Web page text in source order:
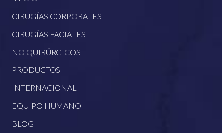
CIRUGÍAS CORPORALES
CIRUGÍAS FACIALES
NO QUIRÚRGICOS
PRODUCTOS
INTERNACIONAL
EQUIPO HUMANO
BLOG